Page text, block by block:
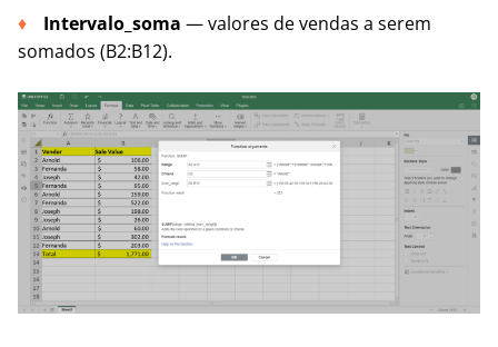
Intervalo_soma — valores de vendas a serem
somados (B2:B12).